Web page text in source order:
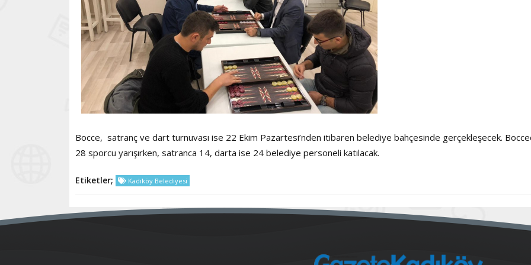
Bocce, satranç ve dart turnuvası ise 22 Ekim Pazartesi’nden itibaren belediye bahçesinde gerçekleşecek.
28 sporcu yarışırken, satranca 14, darta ise 24 belediye personeli katılacak.
Etiketler; Kadıköy Belediyesi